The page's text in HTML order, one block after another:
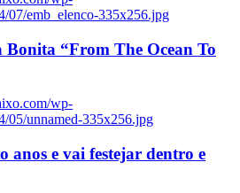
07/emb_elenco-335x256.jpg
Bonita “From The Ocean To
wp-
05/unnamed-335x256.jpg
anos e vai festejar dentro e